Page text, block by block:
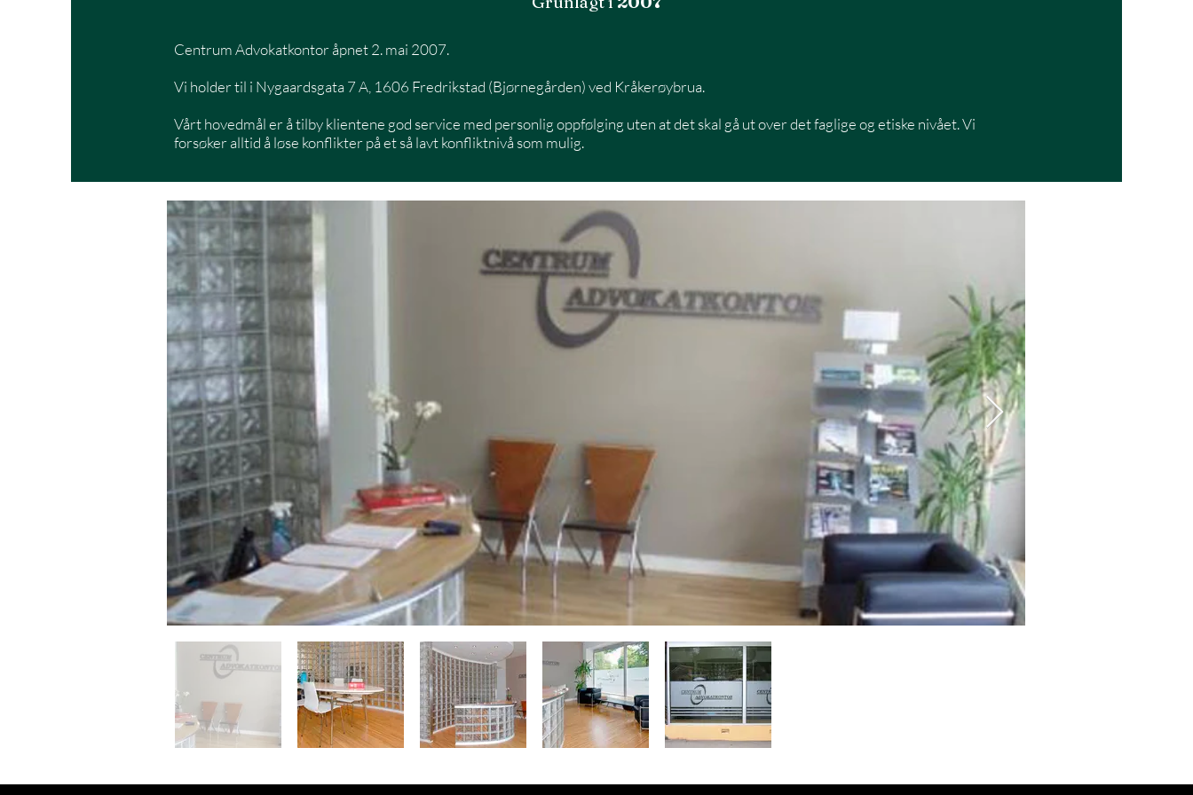
Centrum Advokatkontor åpnet 2. mai 2007.
Vi holder til i Nygaardsgata 7 A, 1606 Fredrikstad (Bjørnegården) ved Kråkerøybrua.
Vårt hovedmål er å tilby klientene god service med personlig oppfølging uten at det skal gå ut over det faglige og etiske nivået. Vi
forsøker alltid å løse konflikter på et så lavt konfliktnivå som mulig.